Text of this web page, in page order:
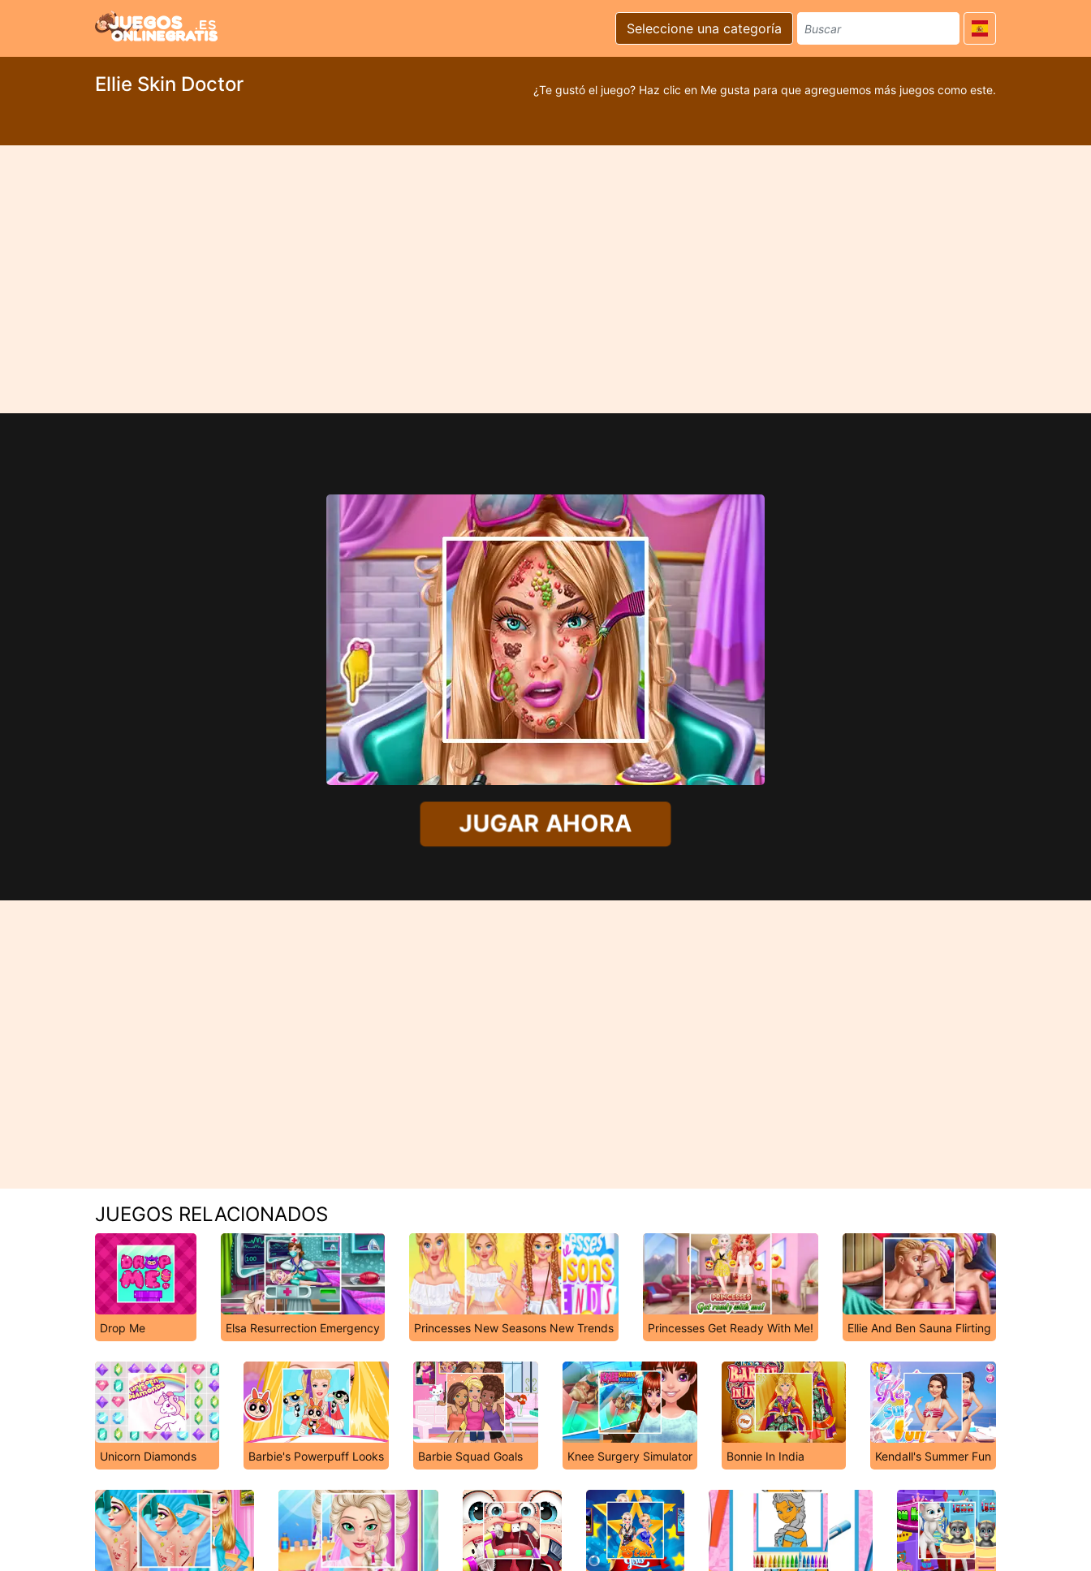
Seleccione una categoría
Ellie Skin Doctor ¿Te gustó el juego? Haz clic en Me gusta para que agreguemos más juegos como este.
JUGAR AHORA
JUEGOS RELACIONADOS
Drop Me Elsa Resurrection Emergency Princesses New Seasons New Trends Princesses Get Ready With Me! Ellie And Ben Sauna Flirting
Unicorn Diamonds Barbie's Powerpuff Looks Barbie Squad Goals Knee Surgery Simulator Bonnie In India Kendall's Summer Fun